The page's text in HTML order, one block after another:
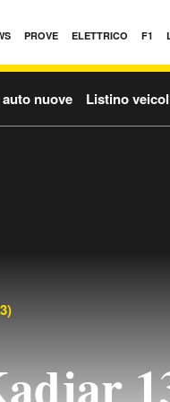
PROVE ELETTRICO F1
nuove Listino